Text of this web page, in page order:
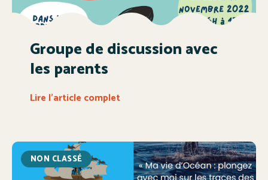
Groupe de discussion avec
les parents
Lire l'article complet
NON CLASSÉ